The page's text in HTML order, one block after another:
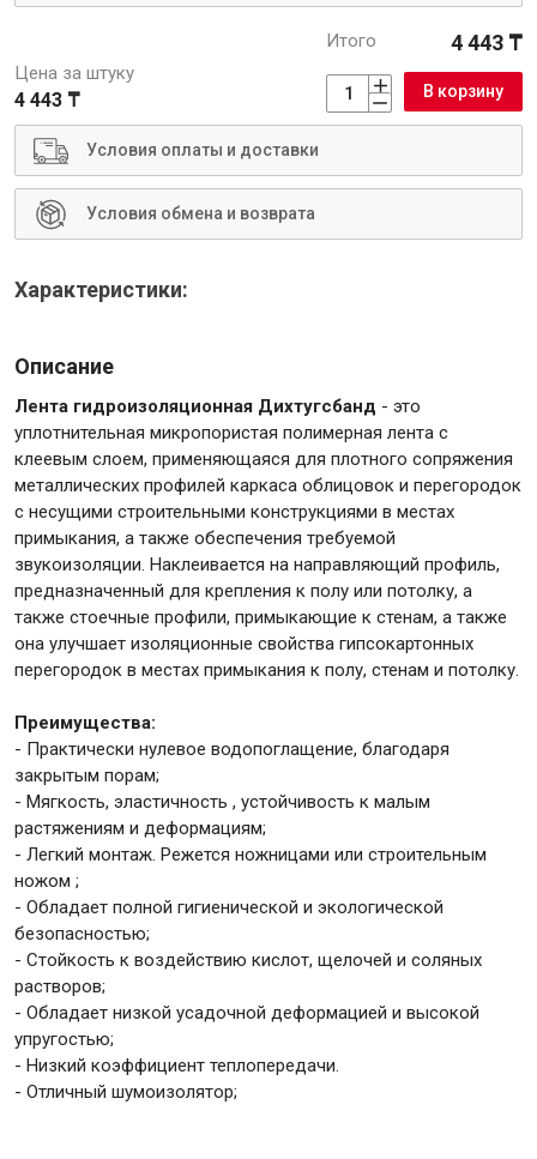
Цена за штуку
4 443 ₸
Итого 4 443 ₸
В корзину
Условия оплаты и доставки
Условия обмена и возврата
Характеристики:
Описание
Лента гидроизоляционная Дихтугсбанд - это
уплотнительная микропористая полимерная лента с
клеевым слоем, применяющаяся для плотного сопряжения
металлических профилей каркаса облицовок и перегородок
с несущими строительными конструкциями в местах
примыкания, а также обеспечения требуемой
звукоизоляции. Наклеивается на направляющий профиль,
предназначенный для крепления к полу или потолку, а
также стоечные профили, примыкающие к стенам, а также
она улучшает изоляционные свойства гипсокартонных
перегородок в местах примыкания к полу, стенам и потолку.
Преимущества:
- Практически нулевое водопоглащение, благодаря
закрытым порам;
- Мягкость, эластичность , устойчивость к малым
растяжениям и деформациям;
- Легкий монтаж. Режется ножницами или строительным
ножом ;
- Обладает полной гигиенической и экологической
безопасностью;
- Стойкость к воздействию кислот, щелочей и соляных
растворов;
- Обладает низкой усадочной деформацией и высокой
упругостью;
- Низкий коэффициент теплопередачи.
- Отличный шумоизолятор;
Инструменты
Малярный инструмент
Специализированный инструмент
Инструмент для штукатурно-отделочных работ
Сантехника
Крепежи
Анкеры
Монтажные ленты
Канаты, шнуры
Всё для дома и сада
Товары для бани и сауны
Оборудование для клининга и уборки